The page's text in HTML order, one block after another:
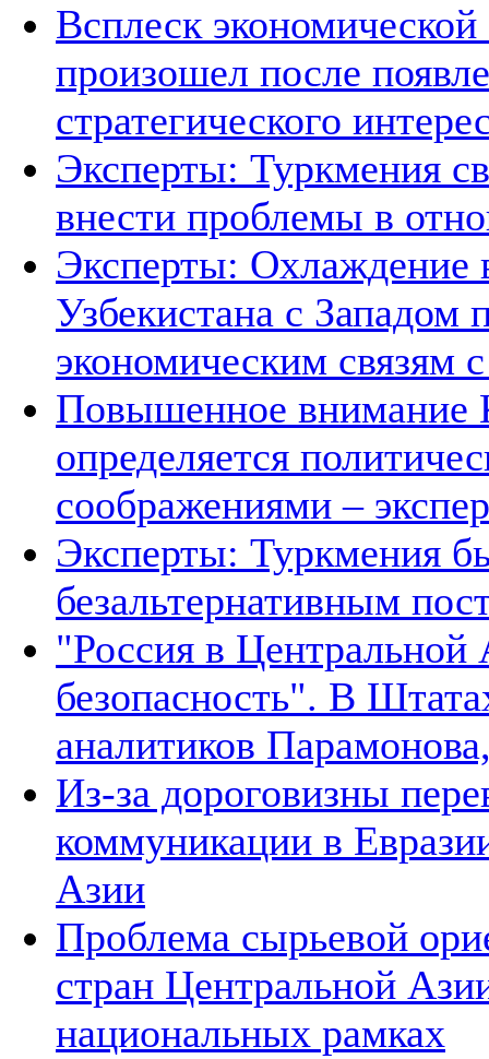
Всплеск
произошел после
стратегического
Эксперты: Туркмения
внести проблемы в
Эксперты: Охлаждение
Узбекистана с
экономическим связям
Повышенное внимание
определяется
соображениями –
Эксперты: Туркмения
безальтернативным
"Россия в Центральной
безопасность". В
аналитиков
Из-за дороговизны
коммуникации в
Азии
Проблема сырьевой
стран Центральной
национальных рамках